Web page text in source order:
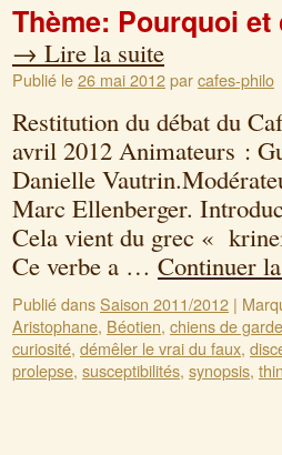
Thème: Pourquoi
→ Lire la suite
Publié le26 mai 2012parcafes-philo
Restitution du débat du
avril 2012 Animateurs :
Danielle
Marc Ellenberger.
Cela vient du grec «
Ce verbe a … Continuer
Publié dansSaison 2011/2012 |
Aristophane, Béotien, chiens de garde
curiosité, démêler le vrai du faux,
prolepse, susceptibilités, synopsis,